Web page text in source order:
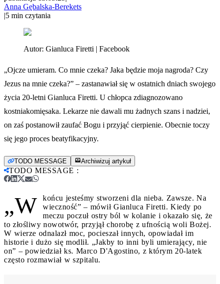
Anna Gębalska-Berekets
|5 min czytania
Autor: Gianluca Firetti | Facebook
„Ojcze umieram. Co mnie czeka? Jaka będzie moja nagroda? Czy
Jezus na mnie czeka?” – zastanawiał się w ostatnich dniach swojego
życia 20-letni Gianluca Firetti. U chłopca zdiagnozowano
kostniakomięsaka. Lekarze nie dawali mu żadnych szans i nadziei,
on zaś postanowił zaufać Bogu i przyjąć cierpienie. Obecnie toczy
się jego proces beatyfikacyjny.
TODO MESSAGE Archiwizuj artykuł
TODO MESSAGE :
„W
końcu jesteśmy stworzeni dla nieba. Zawsze. Na
wieczność” – mówił Gianluca Firetti. Kiedy po
meczu poczuł ostry ból w kolanie i okazało się, że
to złośliwy nowotwór, przyjął chorobę z ufnością woli Bożej.
W wierze odnalazł moc, pocieszał innych, opowiadał im
historie i dużo się modlił. „Jakby to inni byli umierający, nie
on” – powiedział ks. Marco D'Agostino, z którym 20-latek
często rozmawiał w szpitalu.